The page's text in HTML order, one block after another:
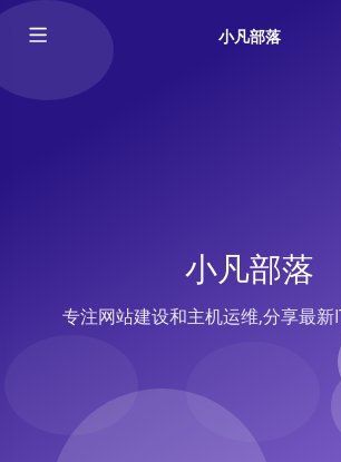
小凡部落
小凡部落
专注网站建设和主机运维,分享最新